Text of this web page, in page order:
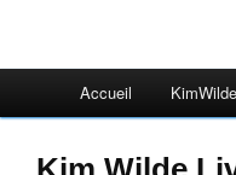
Accueil